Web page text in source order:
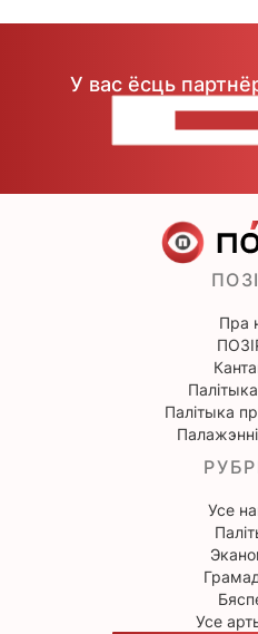
У вас ёсць
Пра
Палітыка
Усе
Усе